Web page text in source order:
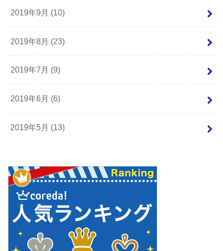
2019年9月 (10)
2019年8月 (23)
2019年7月 (9)
2019年6月 (6)
2019年5月 (13)